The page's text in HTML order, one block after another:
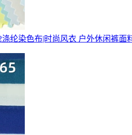
涤纶染色布|时尚风衣 户外休闲裤面